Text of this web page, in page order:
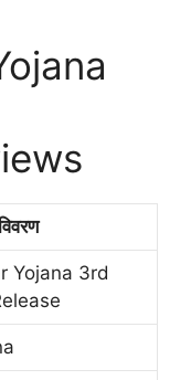
Yojana 3rd